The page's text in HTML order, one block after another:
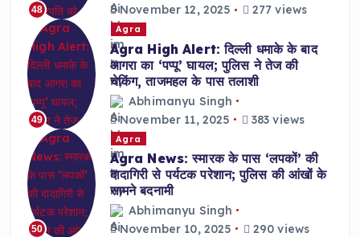
48
November 12, 2025
277 views
49
Agra
Agra High Alert: दिल्ली धमाके के बाद
आगरा का ‘पप्पू’ घायल; पुलिस ने तेज की
चेकिंग, ताजमहल के पास तलाशी
Abhimanyu Singh
November 11, 2025
383 views
50
Agra
Agra News: स्मारक के पास ‘लपकों’ की
दादागिरी से पर्यटक परेशान; पुलिस की आंखों के
सामने बदनामी
Abhimanyu Singh
November 10, 2025
290 views